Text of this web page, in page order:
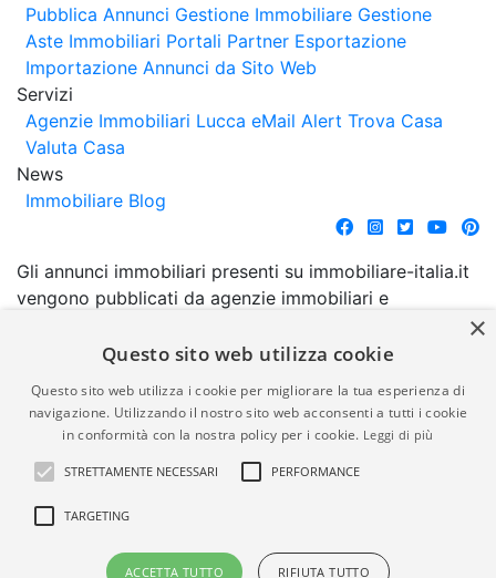
Pubblica Annunci Gestione Immobiliare Gestione
Aste Immobiliari Portali Partner Esportazione
Importazione Annunci da Sito Web
Servizi
Agenzie Immobiliari Lucca eMail Alert Trova Casa
Valuta Casa
News
Immobiliare Blog
Gli annunci immobiliari presenti su immobiliare-italia.it
vengono pubblicati da agenzie immobiliari e
comporta l'approvazione o l'avallo da parte di
garanzia da parte di quest'ultima. immobiliare-italia.it
quindi non è responsabile della veridicità, della
correttezza, della completezza, della normativa in
materia di privacy e/o di alcun altro aspetto dei
suddetti annunci.
© Copyright 2007 - 2026
Powered by
×
Questo sito web utilizza cookie
Questo sito web utilizza i cookie per migliorare la tua esperienza di
navigazione. Utilizzando il nostro sito web acconsenti a tutti i cookie
in conformità con la nostra policy per i cookie. Leggi di più
STRETTAMENTE NECESSARI PERFORMANCE
TARGETING
ACCETTA TUTTO RIFIUTA TUTTO